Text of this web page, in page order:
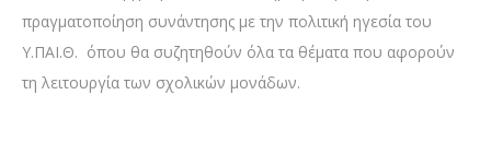
πραγματοποίηση συνάντησης με την πολιτική ηγεσία του
Υ.ΠΑΙ.Θ. όπου θα συζητηθούν όλα τα θέματα που αφορούν
τη λειτουργία των σχολικών μονάδων.